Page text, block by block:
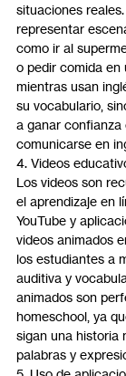
situaciones
representar
como ir al
o pedir comida en
mientras usan
su vocabulario,
a ganar confianza
comunicarse en
4. Videos
Los videos son
el aprendizaje en
YouTube y
videos animados
los estudiantes a
auditiva y
animados son
homeschool, ya
sigan una historia
palabras y